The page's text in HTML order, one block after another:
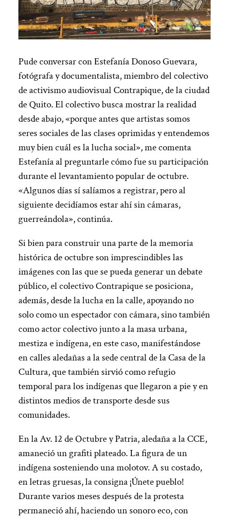
Pude conversar con Estefanía Donoso Guevara,
fotógrafa y documentalista, miembro del colectivo
de activismo audiovisual Contrapique, de la ciudad
de Quito. El colectivo busca mostrar la realidad
desde abajo, «porque antes que artistas somos
seres sociales de las clases oprimidas y entendemos
muy bien cuál es la lucha social», me comenta
Estefanía al preguntarle cómo fue su participación
durante el levantamiento popular de octubre.
«Algunos días sí salíamos a registrar, pero al
siguiente decidíamos estar ahí sin cámaras,
guerreándola», continúa.
Si bien para construir una parte de la memoria
histórica de octubre son imprescindibles las
imágenes con las que se pueda generar un debate
público, el colectivo Contrapique se posiciona,
además, desde la lucha en la calle, apoyando no
solo como un espectador con cámara, sino también
como actor colectivo junto a la masa urbana,
mestiza e indígena, en este caso, manifestándose
en calles aledañas a la sede central de la Casa de la
Cultura, que también sirvió como refugio
temporal para los indígenas que llegaron a pie y en
distintos medios de transporte desde sus
comunidades.
En la Av. 12 de Octubre y Patria, aledaña a la CCE,
amaneció un grafiti plateado. La figura de un
indígena sosteniendo una molotov. A su costado,
en letras gruesas, la consigna ¡Únete pueblo!
Durante varios meses después de la protesta
permaneció ahí, haciendo un sonoro eco, con